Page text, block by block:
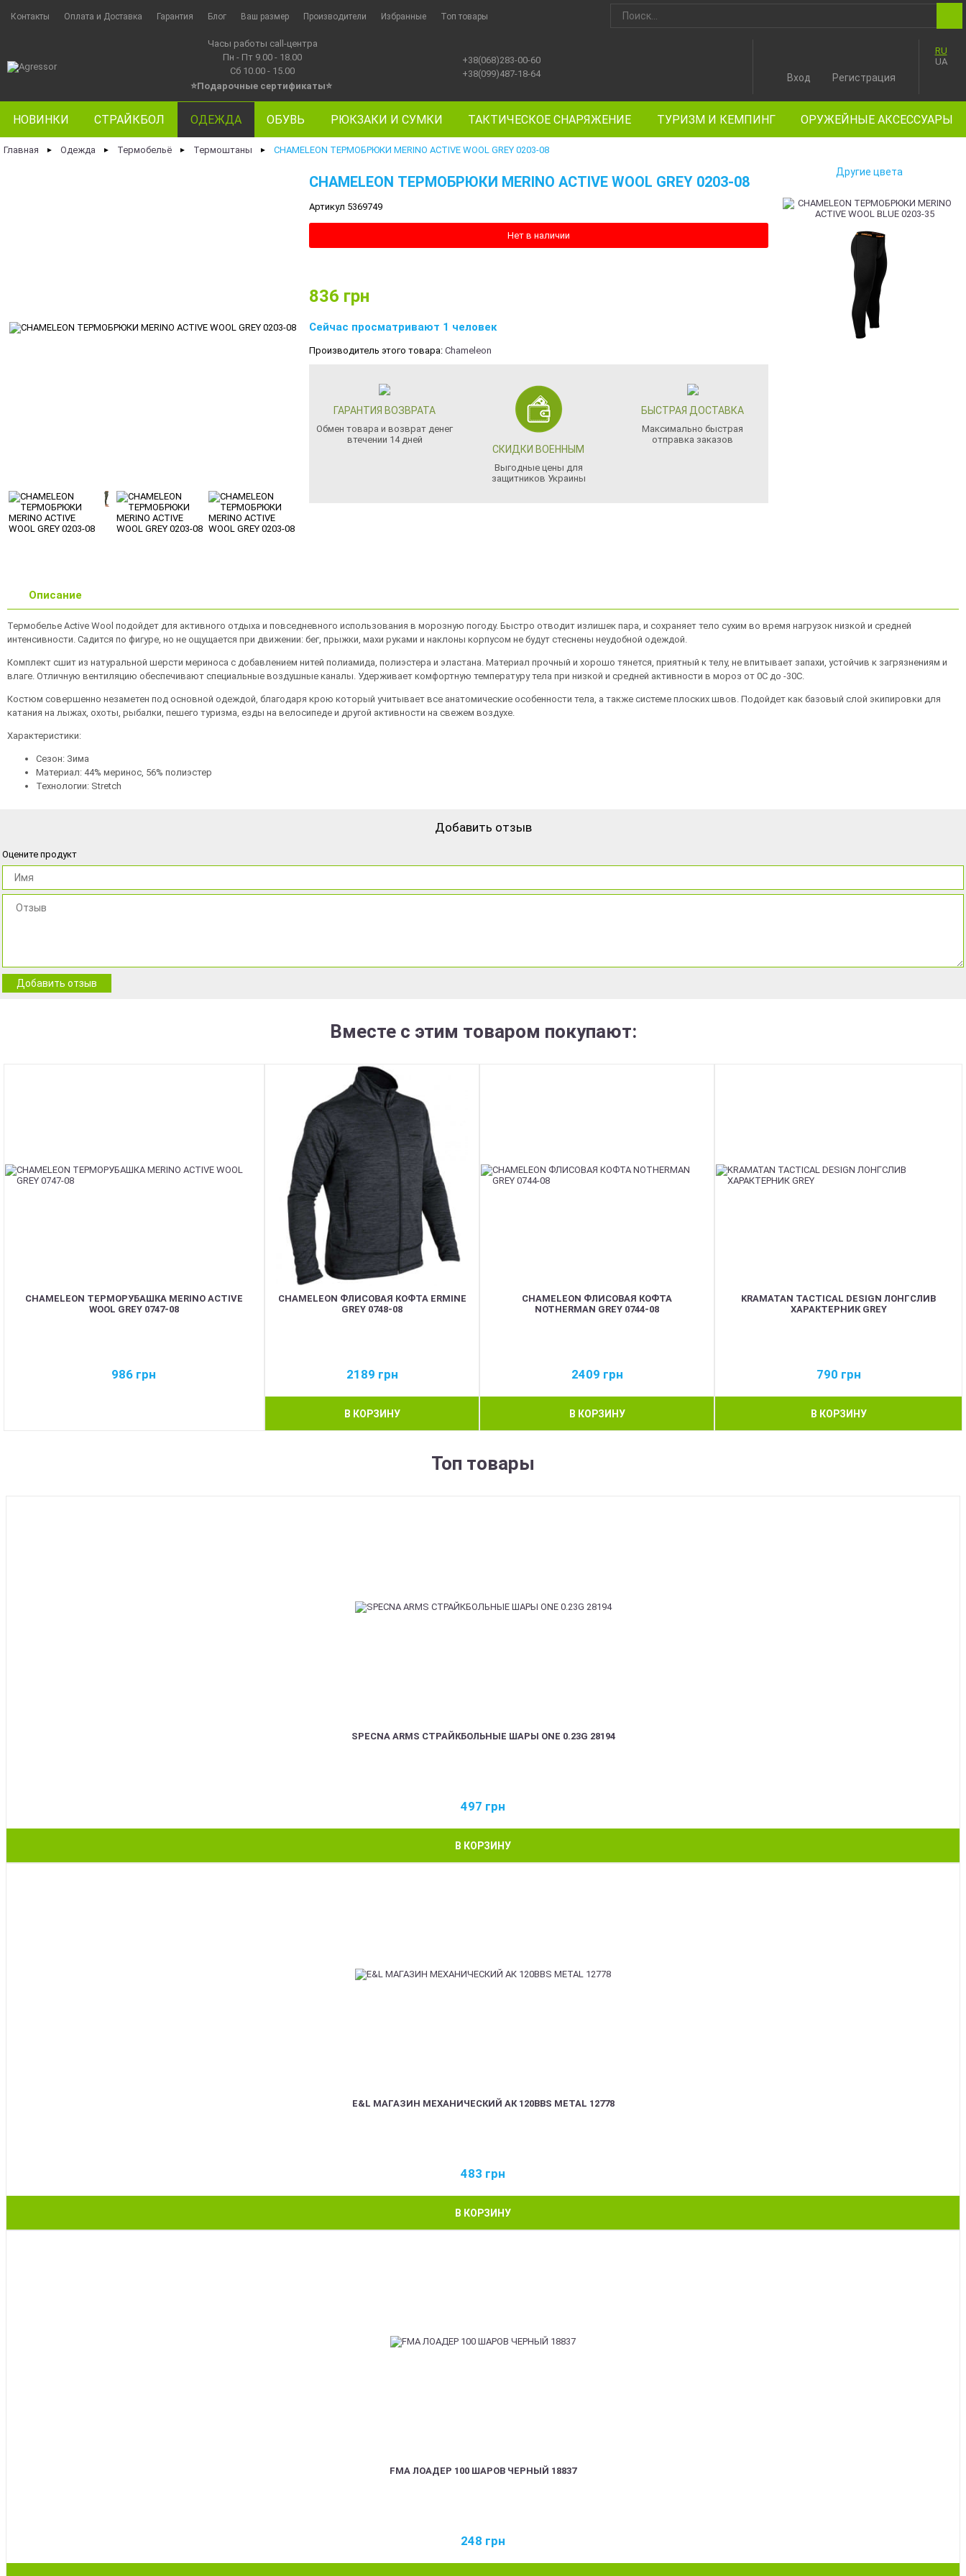
Контакты Оплата и Доставка Гарантия Блог Ваш размер Производители Избранные Топ товары
Часы работы call-центра
Пн - Пт 9.00 - 18.00
Сб 10.00 - 15.00
⭐Подарочные сертификаты⭐
+38(068)283-00-60
+38(099)487-18-64
RU
UA
Вход Регистрация
НОВИНКИ СТРАЙКБОЛ ОДЕЖДА ОБУВЬ РЮКЗАКИ И СУМКИ ТАКТИЧЕСКОЕ СНАРЯЖЕНИЕ ТУРИЗМ И КЕМПИНГ ОРУЖЕЙНЫЕ АКСЕССУАРЫ
Главная ► Одежда ► Термобельё ► Термоштаны ► CHAMELEON ТЕРМОБРЮКИ MERINO ACTIVE WOOL GREY 0203-08
CHAMELEON ТЕРМОБРЮКИ MERINO ACTIVE WOOL GREY 0203-08
Артикул 5369749
Нет в наличии
836 грн
Сейчас просматривают 1 человек
Производитель этого товара: Chameleon
ГАРАНТИЯ ВОЗВРАТА
Обмен товара и возврат денег
втечении 14 дней
СКИДКИ ВОЕННЫМ
Выгодные цены для
защитников Украины
БЫСТРАЯ ДОСТАВКА
Максимально быстрая
отправка заказов
Другие цвета
Описание
Термобелье Active Wool подойдет для активного отдыха и повседневного использования в морозную погоду. Быстро отводит излишек пара, и сохраняет тело сухим во время нагрузок низкой и средней
интенсивности. Садится по фигуре, но не ощущается при движении: бег, прыжки, махи руками и наклоны корпусом не будут стеснены неудобной одеждой.
Комплект сшит из натуральной шерсти мериноса с добавлением нитей полиамида, полиэстера и эластана. Материал прочный и хорошо тянется, приятный к телу, не впитывает запахи, устойчив к загрязнениям и
влаге. Отличную вентиляцию обеспечивают специальные воздушные каналы. Удерживает комфортную температуру тела при низкой и средней активности в мороз от 0С до -30С.
Костюм совершенно незаметен под основной одеждой, благодаря крою который учитывает все анатомические особенности тела, а также системе плоских швов. Подойдет как базовый слой экипировки для
катания на лыжах, охоты, рыбалки, пешего туризма, езды на велосипеде и другой активности на свежем воздухе.
Характеристики:
Сезон: Зима
Материал: 44% меринос, 56% полиэстер
Технологии: Stretch
Добавить отзыв
Оцените продукт
Добавить отзыв
Вместе с этим товаром покупают:
CHAMELEON ТЕРМОРУБАШКА MERINO ACTIVE
WOOL GREY 0747-08
986 грн
CHAMELEON ФЛИСОВАЯ КОФТА ERMINE
GREY 0748-08
2189 грн
В КОРЗИНУ
CHAMELEON ФЛИСОВАЯ КОФТА
NOTHERMAN GREY 0744-08
2409 грн
В КОРЗИНУ
KRAMATAN TACTICAL DESIGN ЛОНГСЛИВ
ХАРАКТЕРНИК GREY
790 грн
В КОРЗИНУ
Топ товары
SPECNA ARMS СТРАЙКБОЛЬНЫЕ ШАРЫ ONE 0.23G 28194
497 грн
В КОРЗИНУ
E&L МАГАЗИН МЕХАНИЧЕСКИЙ АК 120BBS METAL 12778
483 грн
В КОРЗИНУ
FMA ЛОАДЕР 100 ШАРОВ ЧЕРНЫЙ 18837
248 грн